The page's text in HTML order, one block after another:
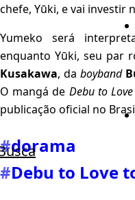
chefe, Yūki, e vai investir
Yumeko será
enquanto Yūki, seu par
Kusakawa, daboyband
O mangá de Debu to
publicação oficial no
#dorama
#Debu to Love